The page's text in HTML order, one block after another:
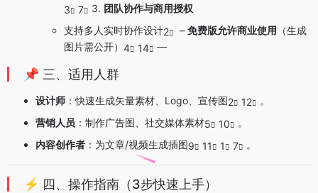
3
7 3. 团队协作与商用授权
支持多人实时协作设计2 – 免费版允许商业使用 （生成
图片需公开） 4 14 —
📌 三、适用人群
设计师 ：快速生成矢量素材、Logo、宣传图2 12
。
营销人员 ：制作广告图、社交媒体素材5 10
。
内容创作者 ：为文章/视频生成插图9 11 1 7 。
⚡ 四、操作指南（3步快速上手）